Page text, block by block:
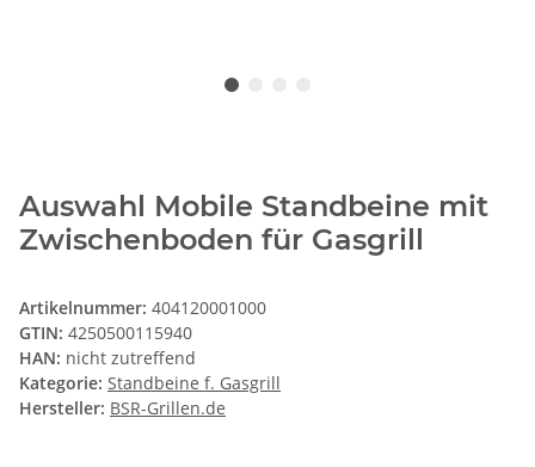
Auswahl Mobile Standbeine mit
Zwischenboden für Gasgrill
Artikelnummer: 404120001000
GTIN: 4250500115940
HAN: nicht zutreffend
Kategorie: Standbeine f. Gasgrill
Hersteller: BSR-Grillen.de